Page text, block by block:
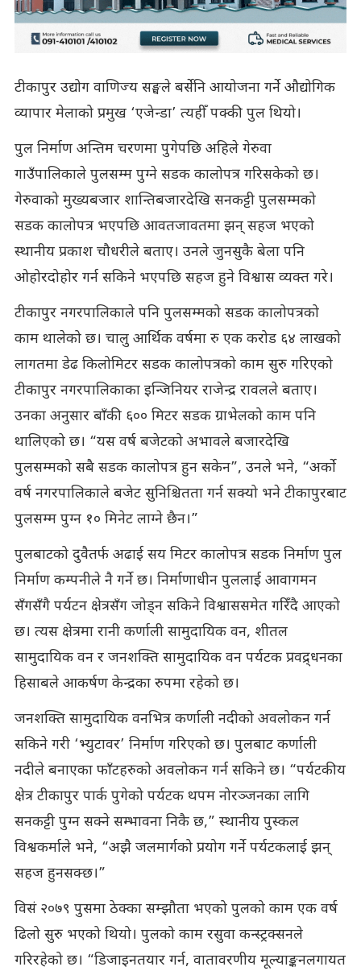
टीकापुर उद्योग वाणिज्य सङ्घले बर्सेनि आयोजना गर्ने औद्योगिक
व्यापार मेलाको प्रमुख ‘एजेन्डा’ त्यहीँ पक्की पुल थियो।
पुल निर्माण अन्तिम चरणमा पुगेपछि अहिले गेरुवा
गाउँपालिकाले पुलसम्म पुग्ने सडक कालोपत्र गरिसकेको छ।
गेरुवाको मुख्यबजार शान्तिबजारदेखि सनकट्टी पुलसम्मको
सडक कालोपत्र भएपछि आवतजावतमा झन् सहज भएको
स्थानीय प्रकाश चौधरीले बताए। उनले जुनसुकै बेला पनि
ओहोरदोहोर गर्न सकिने भएपछि सहज हुने विश्वास व्यक्त गरे।
टीकापुर नगरपालिकाले पनि पुलसम्मको सडक कालोपत्रको
काम थालेको छ। चालु आर्थिक वर्षमा रु एक करोड ६४ लाखको
लागतमा डेढ किलोमिटर सडक कालोपत्रको काम सुरु गरिएको
टीकापुर नगरपालिकाका इन्जिनियर राजेन्द्र रावलले बताए।
उनका अनुसार बाँकी ६०० मिटर सडक ग्राभेलको काम पनि
थालिएको छ। “यस वर्ष बजेटको अभावले बजारदेखि
पुलसम्मको सबै सडक कालोपत्र हुन सकेन”, उनले भने, “अर्को
वर्ष नगरपालिकाले बजेट सुनिश्चितता गर्न सक्यो भने टीकापुरबाट
पुलसम्म पुग्न १० मिनेट लाग्ने छैन।”
पुलबाटको दुवैतर्फ अढाई सय मिटर कालोपत्र सडक निर्माण पुल
निर्माण कम्पनीले नै गर्ने छ। निर्माणाधीन पुललाई आवागमन
सँगसँगै पर्यटन क्षेत्रसँग जोड्न सकिने विश्वाससमेत गरिँदै आएको
छ। त्यस क्षेत्रमा रानी कर्णाली सामुदायिक वन, शीतल
सामुदायिक वन र जनशक्ति सामुदायिक वन पर्यटक प्रवद्र्धनका
हिसाबले आकर्षण केन्द्रका रुपमा रहेको छ।
जनशक्ति सामुदायिक वनभित्र कर्णाली नदीको अवलोकन गर्न
सकिने गरी ‘भ्युटावर’ निर्माण गरिएको छ। पुलबाट कर्णाली
नदीले बनाएका फाँटहरुको अवलोकन गर्न सकिने छ। “पर्यटकीय
क्षेत्र टीकापुर पार्क पुगेको पर्यटक थपम नोरञ्जनका लागि
सनकट्टी पुग्न सक्ने सम्भावना निकै छ,” स्थानीय पुस्कल
विश्वकर्माले भने, “अझै जलमार्गको प्रयोग गर्ने पर्यटकलाई झन्
सहज हुनसक्छ।”
विसं २०७९ पुसमा ठेक्का सम्झौता भएको पुलको काम एक वर्ष
ढिलो सुरु भएको थियो। पुलको काम रसुवा कन्स्ट्रक्सनले
गरिरहेको छ। “डिजाइनतयार गर्न, वातावरणीय मूल्याङ्कनलगायत